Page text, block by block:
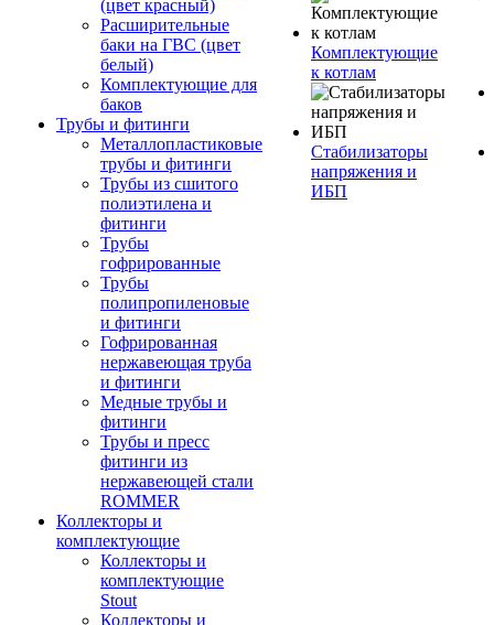
(цвет красный)
Расширительные
баки на ГВС (цвет
белый)
Комплектующие для
баков
Трубы и фитинги
Металлопластиковые
трубы и фитинги
Трубы из сшитого
полиэтилена и
фитинги
Трубы
гофрированные
Трубы
полипропиленовые
и фитинги
Гофрированная
нержавеющая труба
и фитинги
Медные трубы и
фитинги
Трубы и пресс
фитинги из
нержавеющей стали
ROMMER
Коллекторы и
комплектующие
Коллекторы и
комплектующие
Stout
Коллекторы и
Комплектующие
к котлам
Стабилизаторы
напряжения и
ИБП